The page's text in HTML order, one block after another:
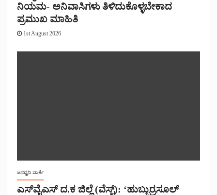
ನಿಯಮ- ಅನಿವಾಸಿಗಳು ತಿಳಿದುಕೊಳ್ಳಬೇಕಾದ
ಪ್ರಮುಖ ಮಾಹಿತಿ
1st August 2026
ಜನಧ್ವನಿ ವಾರ್ತೆ
ಎಸ್‌ವೈಎಸ್ ದ.ಕ ಜಿಲ್ಲೆ (ವೆಸ್ಟ್): ‘ಹುಬ್ಬುರ್ರಸೂಲ್